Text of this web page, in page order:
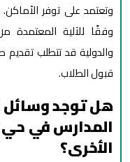
وتعتمد على توفر
وفقًا للآلية المعتمدة
والدولية قد تتطلب تقديم
قبول الطلاب.
هل توجد وسائل
المدارس في حي
الأخرى؟